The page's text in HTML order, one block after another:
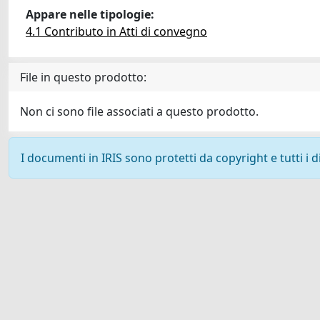
Appare nelle tipologie:
4.1 Contributo in Atti di convegno
File in questo prodotto:
Non ci sono file associati a questo prodotto.
I documenti in IRIS sono protetti da copyright e tutti i